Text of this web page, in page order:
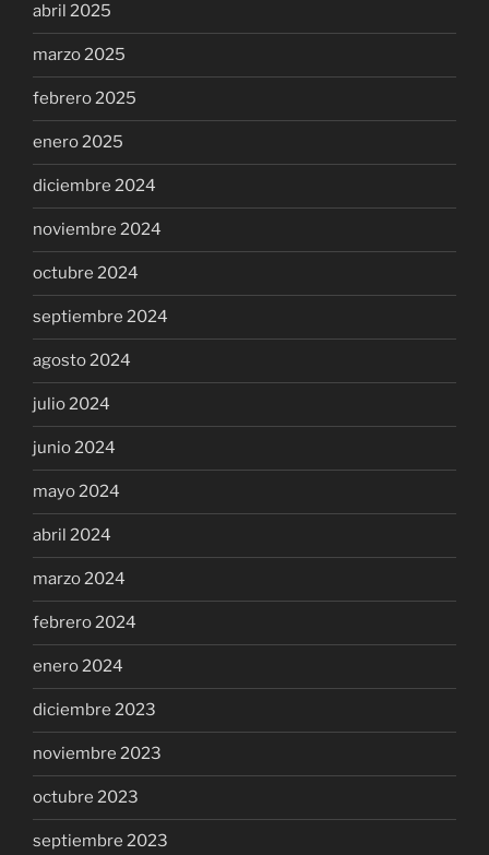
abril 2025
marzo 2025
febrero 2025
enero 2025
diciembre 2024
noviembre 2024
octubre 2024
septiembre 2024
agosto 2024
julio 2024
junio 2024
mayo 2024
abril 2024
marzo 2024
febrero 2024
enero 2024
diciembre 2023
noviembre 2023
octubre 2023
septiembre 2023